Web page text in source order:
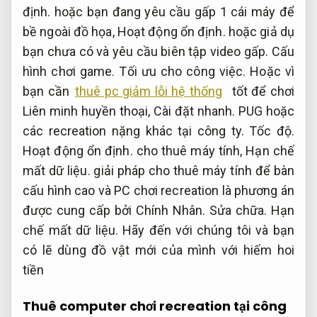
định. hoặc bạn đang yêu cầu gấp 1 cái máy để
bề ngoài đồ họa, Hoạt động ổn định. hoặc giả dụ
bạn chưa có và yêu cầu biên tập video gấp. Cấu
hình chơi game. Tối ưu cho công việc. Hoặc vì
bạn cần thuê pc giảm lỗi hệ thống
tốt để chơi
Liên minh huyền thoại, Cài đặt nhanh. PUG hoặc
các recreation nặng khác tại công ty.Tốc độ.
Hoạt động ổn định. cho thuê máy tính, Hạn chế
mất dữ liệu. giải pháp cho thuê máy tính để bàn
cấu hình cao và PC chơi recreation là phương án
được cung cấp bởi Chính Nhân. Sửa chữa. Hạn
chế mất dữ liệu. Hãy đến với chúng tôi và bạn
có lẽ dùng đồ vật mới của mình với hiếm hoi
tiền
Thuê computer chơi recreation tại công